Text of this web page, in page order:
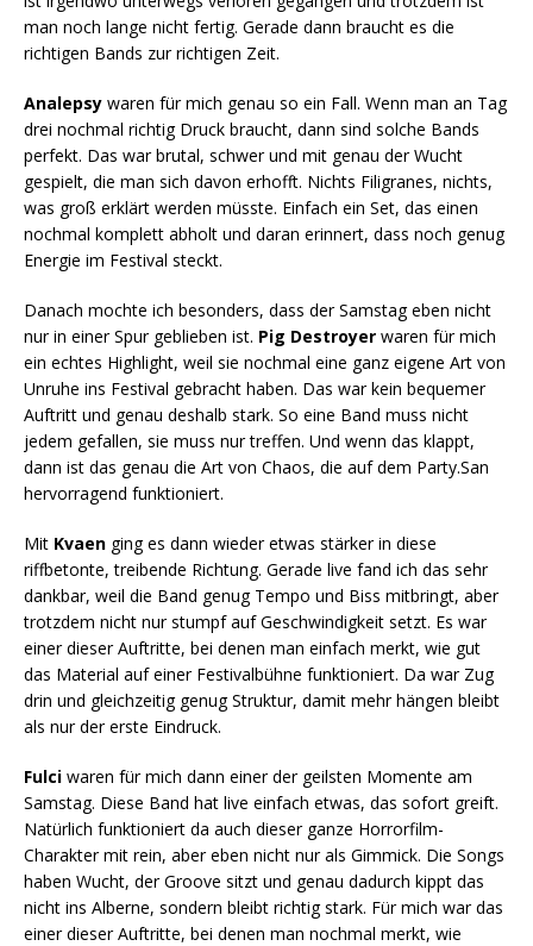
man noch lange nicht fertig. Gerade dann braucht es die
richtigen Bands zur richtigen Zeit.
Analepsy waren für mich genau so ein Fall. Wenn man an Tag
drei nochmal richtig Druck braucht, dann sind solche Bands
perfekt. Das war brutal, schwer und mit genau der Wucht
gespielt, die man sich davon erhofft. Nichts Filigranes, nichts,
was groß erklärt werden müsste. Einfach ein Set, das einen
nochmal komplett abholt und daran erinnert, dass noch genug
Energie im Festival steckt.
Danach mochte ich besonders, dass der Samstag eben nicht
nur in einer Spur geblieben ist. Pig Destroyer waren für mich
ein echtes Highlight, weil sie nochmal eine ganz eigene Art von
Unruhe ins Festival gebracht haben. Das war kein bequemer
Auftritt und genau deshalb stark. So eine Band muss nicht
jedem gefallen, sie muss nur treffen. Und wenn das klappt,
dann ist das genau die Art von Chaos, die auf dem Party.San
hervorragend funktioniert.
Mit Kvaen ging es dann wieder etwas stärker in diese
riffbetonte, treibende Richtung. Gerade live fand ich das sehr
dankbar, weil die Band genug Tempo und Biss mitbringt, aber
trotzdem nicht nur stumpf auf Geschwindigkeit setzt. Es war
einer dieser Auftritte, bei denen man einfach merkt, wie gut
das Material auf einer Festivalbühne funktioniert. Da war Zug
drin und gleichzeitig genug Struktur, damit mehr hängen bleibt
als nur der erste Eindruck.
Fulci waren für mich dann einer der geilsten Momente am
Samstag. Diese Band hat live einfach etwas, das sofort greift.
Natürlich funktioniert da auch dieser ganze Horrorfilm-
Charakter mit rein, aber eben nicht nur als Gimmick. Die Songs
haben Wucht, der Groove sitzt und genau dadurch kippt das
nicht ins Alberne, sondern bleibt richtig stark. Für mich war das
einer dieser Auftritte, bei denen man nochmal merkt, wie